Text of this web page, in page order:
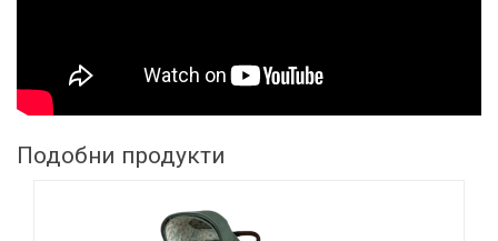
Подобни продукти